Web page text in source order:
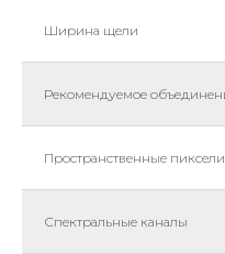
Ширина щели
Рекомендуемое
Пространственные пиксели
Спектральные каналы